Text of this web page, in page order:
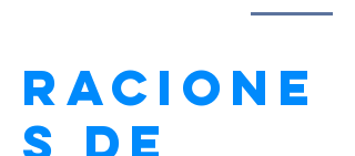
Racione
s de